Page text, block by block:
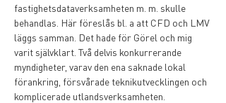
fastighetsdataverksamheten m. m. skulle
behandlas. Här föreslås bl. a att CFD och LMV
läggs samman. Det hade för Görel och mig
varit självklart. Två delvis konkurrerande
myndigheter, varav den ena saknade lokal
förankring, försvårade teknikutvecklingen och
komplicerade utlandsverksamheten.